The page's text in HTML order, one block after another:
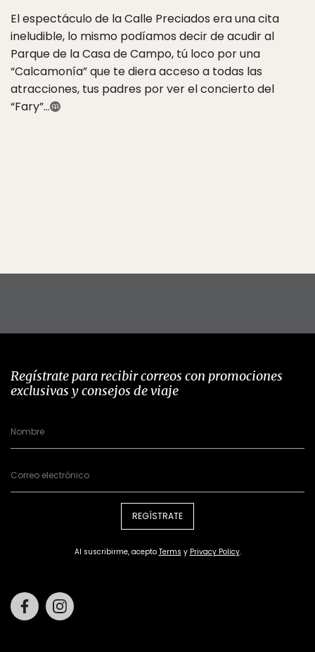
El espectáculo de la Calle Preciados era una cita
ineludible, lo mismo podíamos decir de acudir al
Parque de la Casa de Campo, tú loco por una
“Calcamonía” que te diera acceso a todas las
atracciones, tus padres por ver el concierto del
“Fary”…
Regístrate para recibir correos con promociones
exclusivas y consejos de viaje
REGÍSTRATE
Al suscribirme, acepto Terms y Privacy Policy.
Facebook